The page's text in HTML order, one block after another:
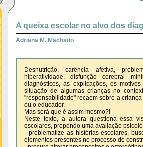
A queixa escolar no alvo dos
Adriana M. Machado
Desnutrição, carência afetiva,
hiperatividade, disfunção cerebral
diagnósticos, as explicações, os
situação de algumas crianças no
"responsabilidade" recaem sobre a
ou o educador.
Mas será que é assim mesmo?!
Neste texto, a autora questiona essa
escolares, propondo uma avaliação
- problematize as histórias escolares,
elementos presentes no processo de